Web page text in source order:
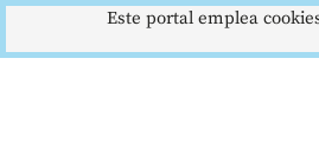
Este portal emplea